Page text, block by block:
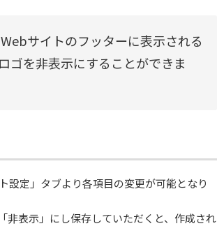
サイトのフッターに表示される
ゴを非表示にすることができま
設定」タブより各項目の変更が可能となり
非表示」にし保存していただくと、作成され